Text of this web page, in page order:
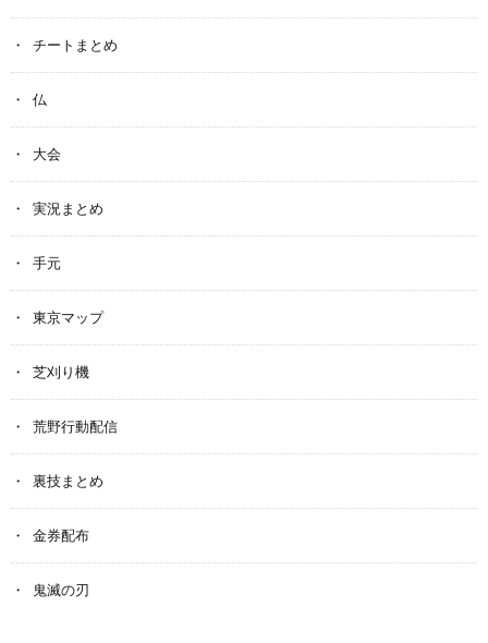
チートまとめ
仏
大会
実況まとめ
手元
東京マップ
芝刈り機
荒野行動配信
裏技まとめ
金券配布
鬼滅の刃